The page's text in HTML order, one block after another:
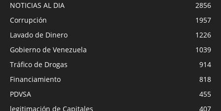
NOTICIAS AL DIA
2856
Corrupción
1957
Lavado de Dinero
1226
Gobierno de Venezuela
1039
Tráfico de Drogas
914
Financiamiento
818
PDVSA
455
legitimación de Capitales
407